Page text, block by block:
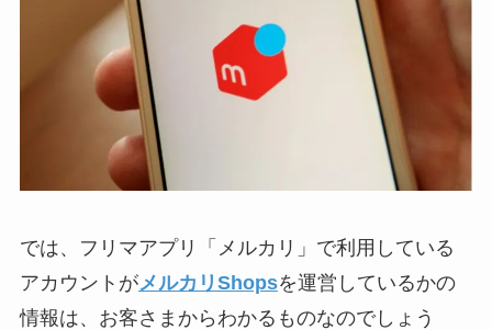
では、フリマアプリ「メルカリ」で利用している
アカウントがメルカリShopsを運営しているかの
情報は、お客さまからわかるものなのでしょう